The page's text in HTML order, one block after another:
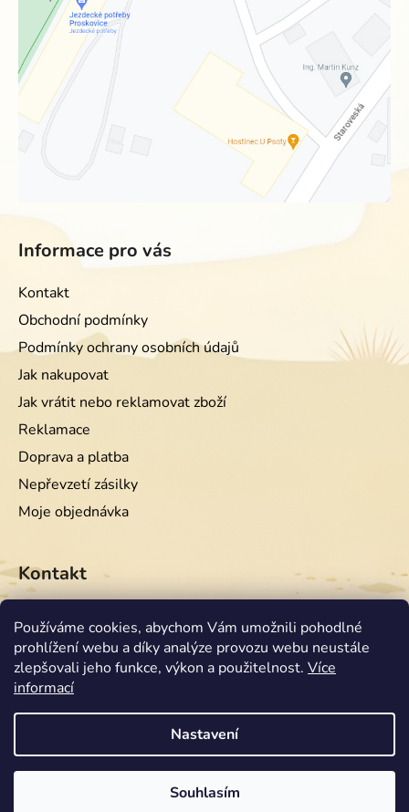
Používáme cookies, abychom Vám umožnili pohodlné
prohlížení webu a díky analýze provozu webu neustále
zlepšovali jeho funkce, výkon a použitelnost. Více
informací
Nastavení
Souhlasím
Informace pro vás
Kontakt
Obchodní podmínky
Podmínky ochrany osobních údajů
Jak nakupovat
Jak vrátit nebo reklamovat zboží
Reklamace
Doprava a platba
Nepřevzetí zásilky
Moje objednávka
Kontakt
info @equiwest.cz
+420724001554
Vytvořil Shoptet